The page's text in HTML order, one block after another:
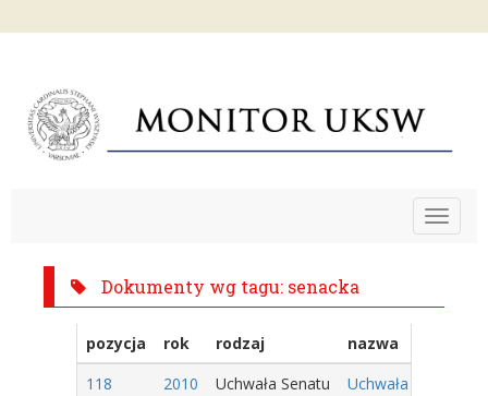
Toggle
Dokumenty wg tagu: senacka
pozycja rok rodzaj
nazwa
118
2010 Uchwała Senatu
Uchwała nr 17/